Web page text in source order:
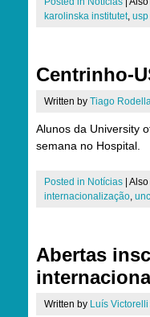
karolinska institutet, usp
Centrinho-
Written by Tiago
Alunos da University
semana no Hospital.
Posted in Notícias Also
internacionalização, unc
Abertas
Written by Luís Victorelli